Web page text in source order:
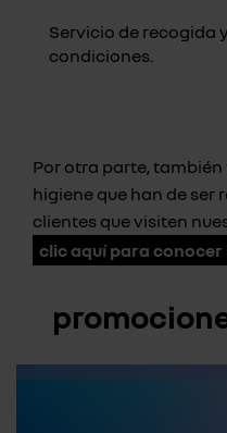
Servicio de recogida
condiciones.
Por otra parte,
higiene que han de ser
clientes que visiten
clic aquí para conocer